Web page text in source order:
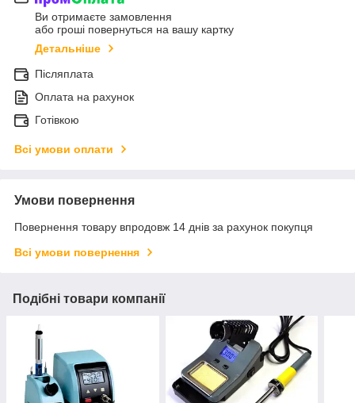
Ви отримаєте замовлення
або гроші повернуться на вашу картку
Детальніше
Післяплата
Оплата на рахунок
Готівкою
Всі умови оплати
Умови повернення
Повернення товару впродовж 14 днів за рахунок покупця
Всі умови повернення
Подібні товари компанії